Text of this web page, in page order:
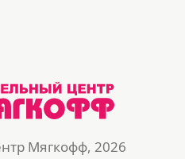
Мягкофф, 2026